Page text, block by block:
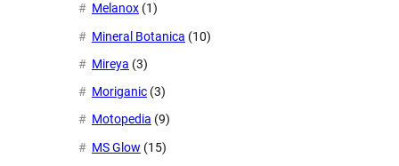
Melanox (1)
Mineral Botanica (10)
Mireya (3)
Moriganic (3)
Motopedia (9)
MS Glow (15)